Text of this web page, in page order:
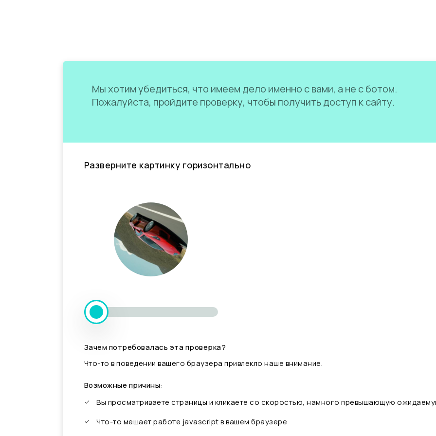
Мы хотим убедиться, что имеем дело именно с вами, а не с ботом.
Пожалуйста, пройдите проверку, чтобы получить доступ к сайту.
Разверните картинку горизонтально
Зачем потребовалась эта проверка?
Что-то в поведении вашего браузера привлекло наше внимание.
Возможные причины:
Вы просматриваете страницы и кликаете со скоростью, намного превышающую
Что-то мешает работе javascript в вашем браузере